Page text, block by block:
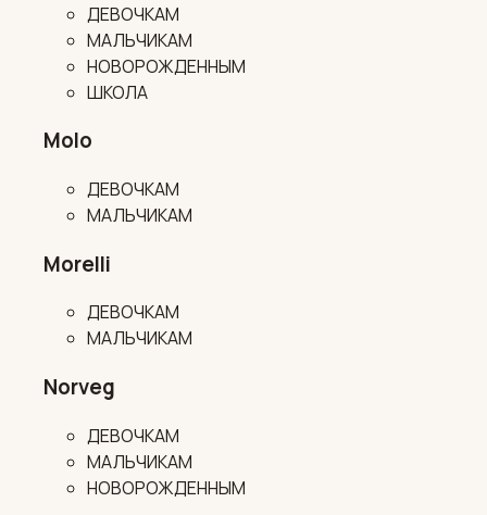
ДЕВОЧКАМ
МАЛЬЧИКАМ
НОВОРОЖДЕННЫМ
ШКОЛА
Molo
ДЕВОЧКАМ
МАЛЬЧИКАМ
Morelli
ДЕВОЧКАМ
МАЛЬЧИКАМ
Norveg
ДЕВОЧКАМ
МАЛЬЧИКАМ
НОВОРОЖДЕННЫМ